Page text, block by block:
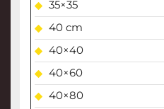
35×35
40 cm
40×40
40×60
40×80